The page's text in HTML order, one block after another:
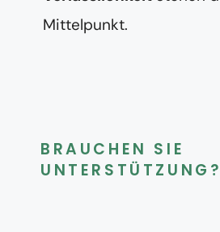
Mittelpunkt.
BRAUCHEN SIE
UNTERSTÜTZUNG?